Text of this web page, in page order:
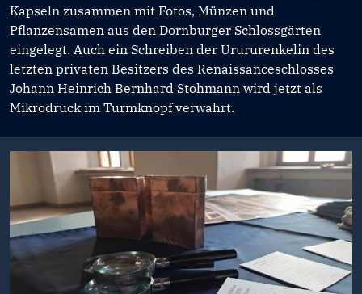
Kapseln zusammen mit Fotos, Münzen und
Pflanzensamen aus den Dornburger Schlossgärten
eingelegt. Auch ein Schreiben der Urururenkelin des
letzten privaten Besitzers des Renaissanceschlosses
Johann Heinrich Bernhard Stohmann wird jetzt als
Mikrodruck im Turmknopf verwahrt.